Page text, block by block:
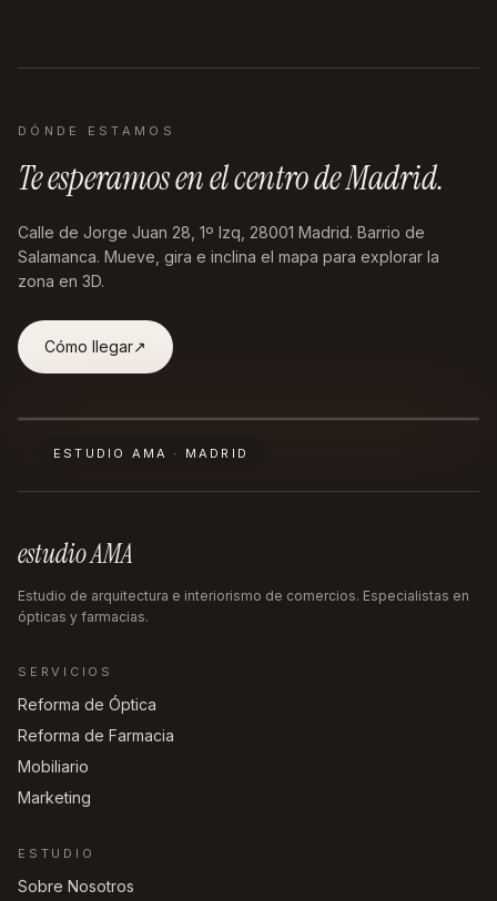
DÓNDE ESTAMOS
Te esperamos enel centro de Madrid.
Calle de Jorge Juan 28, 1º Izq, 28001 Madrid. Barrio de
Salamanca. Mueve, gira e inclina el mapa para explorar la
zona en 3D.
Cómo llegar↗︎
ESTUDIO AMA · MADRID
estudio AMA
Estudio de arquitectura e interiorismo de comercios. Especialistas en
ópticas y farmacias.
SERVICIOS
Reforma de Óptica
Reforma de Farmacia
Mobiliario
Marketing
ESTUDIO
Sobre Nosotros